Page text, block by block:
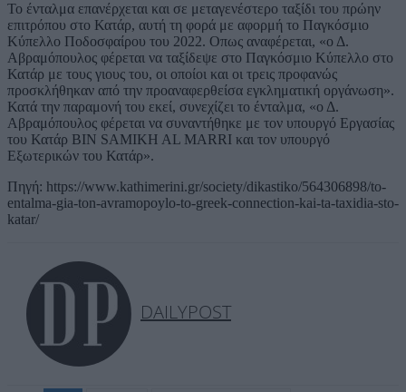
Το ένταλμα επανέρχεται και σε μεταγενέστερο ταξίδι του πρώην
επιτρόπου στο Κατάρ, αυτή τη φορά με αφορμή το Παγκόσμιο
Κύπελλο Ποδοσφαίρου του 2022. Οπως αναφέρεται, «ο Δ.
Αβραμόπουλος φέρεται να ταξίδεψε στο Παγκόσμιο Κύπελλο στο
Κατάρ με τους γιους του, οι οποίοι και οι τρεις προφανώς
προσκλήθηκαν από την προαναφερθείσα εγκληματική οργάνωση».
Κατά την παραμονή του εκεί, συνεχίζει το ένταλμα, «ο Δ.
Αβραμόπουλος φέρεται να συναντήθηκε με τον υπουργό Εργασίας
του Κατάρ BIN SAMIKH AL MARRI και τον υπουργό
Εξωτερικών του Κατάρ».
Πηγή: https://www.kathimerini.gr/society/dikastiko/564306898/to-
entalma-gia-ton-avramopoylo-to-greek-connection-kai-ta-taxidia-sto-
katar/
DAILYPOST